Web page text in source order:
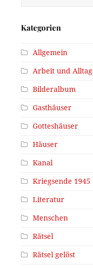
Kategorien
Allgemein
Arbeit und Alltag
Bilderalbum
Gasthäuser
Gotteshäuser
Häuser
Kanal
Kriegsende 1945
Literatur
Menschen
Rätsel
Rätsel gelöst